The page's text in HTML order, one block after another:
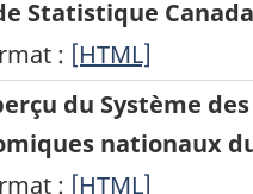
Statistique Canada
: Module
du
Système
des
[HTML]
du Système
nationaux
: Un
[HTML]